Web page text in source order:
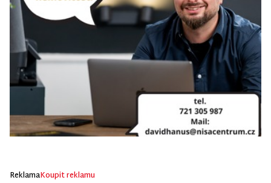
ReklamaKoupit reklamu